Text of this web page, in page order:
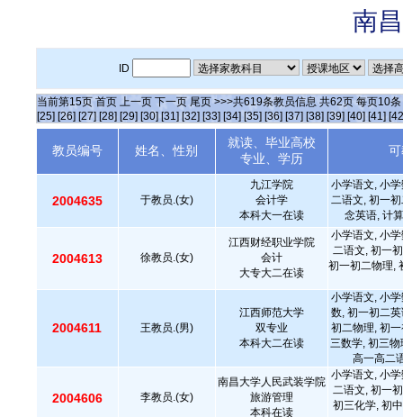
南
ID
当前第15页 首页 上一页 下一页 尾页 >>>共619条教员信息 共62页 每页10条
[25] [26] [27] [28] [29] [30] [31] [32] [33] [34] [35] [36] [37] [38] [39] [40] [41]
教员编号 姓名、性别
就读、毕业高校
专业、学历
2004635 于教员.(女)
九江学院
会计学
本科大一在读
小学语文, 小
二语文, 初一
念英语, 计
2004613 徐教员.(女)
江西财经职业学院
会计
大专大二在读
小学语文, 小
二语文, 初一
初一初二物理,
2004611 王教员.(男)
江西师范大学
双专业
本科大二在读
小学语文, 小
数, 初一初二
初二物理, 初
三数学, 初三
高一高二
2004606 李教员.(女)
南昌大学人民武装学院
旅游管理
本科在读
小学语文, 小
二语文, 初一
初三化学, 初